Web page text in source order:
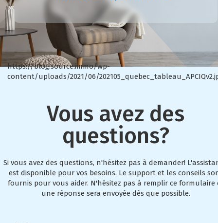
https://blog.source.immo/wp-
content/uploads/2021/06/
Vous avez des
questions?
Si vous avez des questions, n'hésitez pas à demander!
est disponible pour vos besoins. Le support et les conseils
fournis pour vous aider. N'hésitez pas à remplir ce formulaire
une réponse sera envoyée dès que possible.